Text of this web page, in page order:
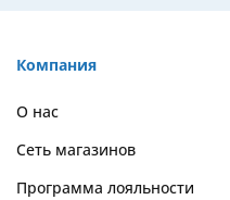
Компания
О нас
Сеть магазинов
Программа лояльности